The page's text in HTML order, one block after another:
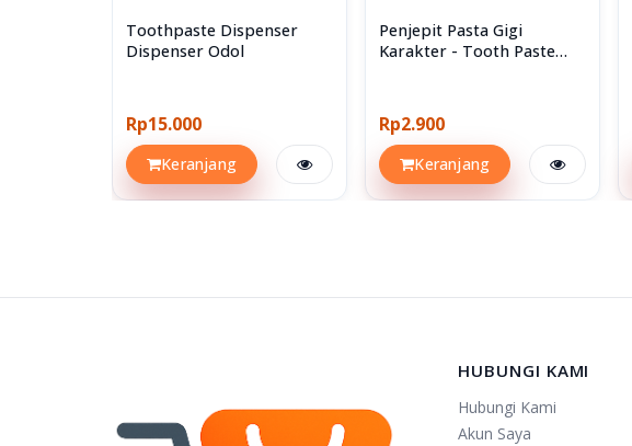
Toothpaste Dispenser
Dispenser Odol
Rp15.000
Keranjang
Penjepit Pasta Gigi
Karakter - Tooth Paste
Rp2.900
Keranjang
HUBUNGI KAMI
Hubungi Kami
Akun Saya